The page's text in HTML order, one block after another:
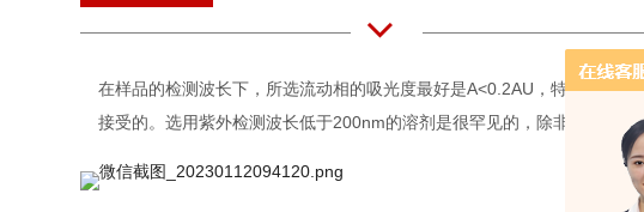
在样品的检测波长下，所选流动相的吸光度最好是A<0.2AU，特别是在
接受的。选用紫外检测波长低于200nm的溶剂是很罕见的，除非是用于